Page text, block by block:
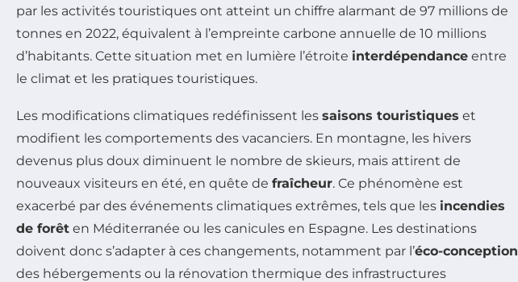
par les activités touristiques ont atteint un chiffre alarmant de 97 millions de
tonnes en 2022, équivalent à l’empreinte carbone annuelle de 10 millions
d’habitants. Cette situation met en lumière l’étroite interdépendance entre
le climat et les pratiques touristiques.
Les modifications climatiques redéfinissent les saisons touristiques et
modifient les comportements des vacanciers. En montagne, les hivers
devenus plus doux diminuent le nombre de skieurs, mais attirent de
nouveaux visiteurs en été, en quête de fraîcheur. Ce phénomène est
exacerbé par des événements climatiques extrêmes, tels que les incendies
de forêt en Méditerranée ou les canicules en Espagne. Les destinations
doivent donc s’adapter à ces changements, notamment par l’éco-conception
des hébergements ou la rénovation thermique des infrastructures